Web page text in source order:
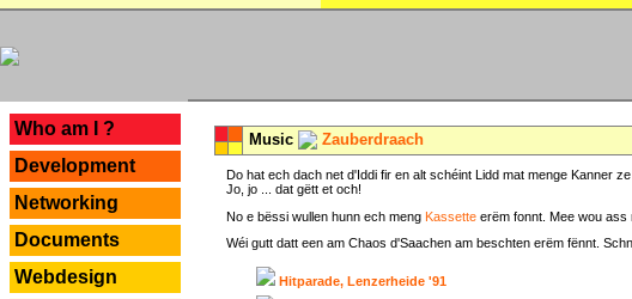
Who am I ?
Development
Networking
Documents
Webdesign
Music Zauberdraach
Do hat ech dach net d'Iddi fir en alt schéint Lidd mat menge Kanner
Jo, jo ... dat gëtt et och!
No e bëssi wullen hunn ech meng Kassette erëm fonnt. Mee wou ass
Wéi gutt datt een am Chaos d'Saachen am beschten erëm fënnt.
Hitparade, Lenzerheide '91